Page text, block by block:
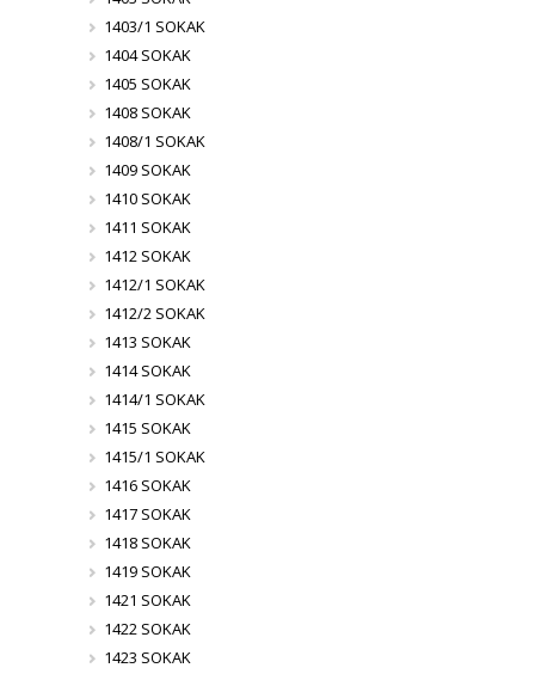
1403/1 SOKAK
1404 SOKAK
1405 SOKAK
1408 SOKAK
1408/1 SOKAK
1409 SOKAK
1410 SOKAK
1411 SOKAK
1412 SOKAK
1412/1 SOKAK
1412/2 SOKAK
1413 SOKAK
1414 SOKAK
1414/1 SOKAK
1415 SOKAK
1415/1 SOKAK
1416 SOKAK
1417 SOKAK
1418 SOKAK
1419 SOKAK
1421 SOKAK
1422 SOKAK
1423 SOKAK